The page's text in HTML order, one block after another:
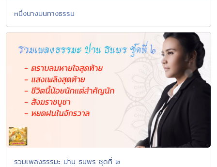
หนึ่งนางบนทางธรรม
รวมเพลงธรรมะ ปาน ธนพร ชุดที่ ๒